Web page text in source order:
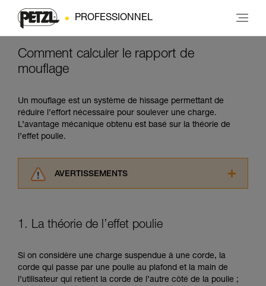
PROFESSIONNEL
Comment calculer le rapport de
mouflage
Un mouflage est un système de hissage permettant de
réduire l’effort nécessaire pour soulever une charge.
L’avantage mécanique obtenu est basé sur la théorie de
l’effet poulie.
AVERTISSEMENTS
consulter. Vous devez avoir compris les
informations de la notice technique pour
d’informations.
Maîtriser ces techniques nécessite une
formation et un entraînement spécifique. Validez
1. La théorie de l’effet poulie
Si on considère une charge suspendue à une corde, la
corde qui passe par une poulie au plafond et la main de
l’utilisateur qui retient la corde de l’autre côté de la poulie ;